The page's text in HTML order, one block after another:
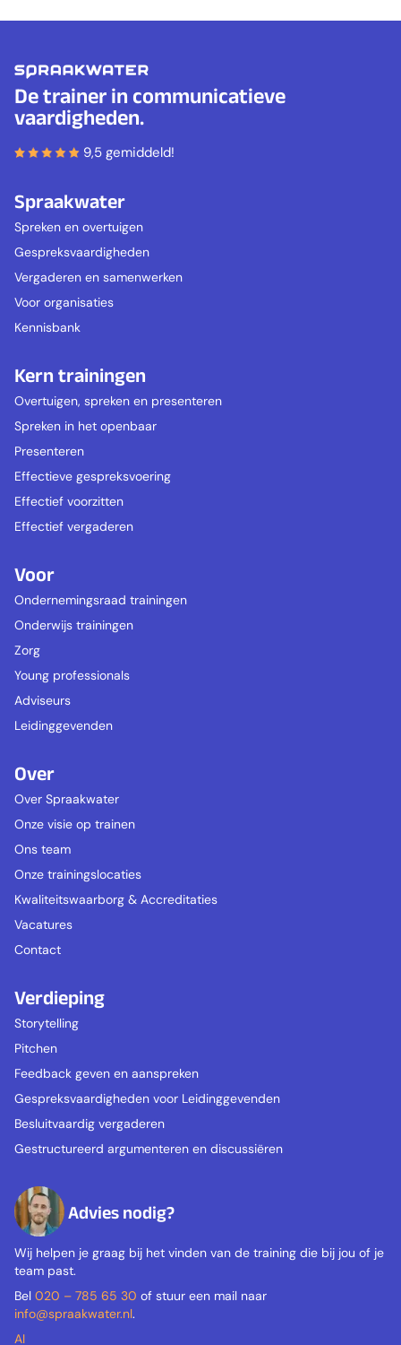
De trainer in communicatieve
vaardigheden.
9,5 gemiddeld!
Spraakwater
Spreken en overtuigen
Gespreksvaardigheden
Vergaderen en samenwerken
Voor organisaties
Kennisbank
Kern trainingen
Overtuigen, spreken en presenteren
Spreken in het openbaar
Presenteren
Effectieve gespreksvoering
Effectief voorzitten
Effectief vergaderen
Voor
Ondernemingsraad trainingen
Onderwijs trainingen
Zorg
Young professionals
Adviseurs
Leidinggevenden
Over
Over Spraakwater
Onze visie op trainen
Ons team
Onze trainingslocaties
Kwaliteitswaarborg & Accreditaties
Vacatures
Contact
Verdieping
Storytelling
Pitchen
Feedback geven en aanspreken
Gespreksvaardigheden voor Leidinggevenden
Besluitvaardig vergaderen
Gestructureerd argumenteren en discussiëren
Advies nodig?
Wij helpen je graag bij het vinden van de training die bij jou of je
team past.
Bel 020 – 785 65 30 of stuur een mail naar
info@spraakwater.nl.
AI